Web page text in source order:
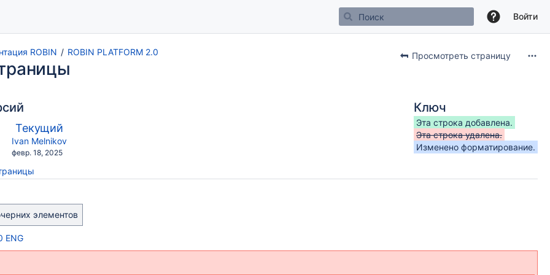
Войти
Просмотреть страницу
ROBIN ROBIN PLATFORM 2.0
сравнению
Новая
версия
Текущий
changes.mady.by.user
Ivan Melnikov
Сохранено
февр. 18, 2025
Ключ
Эта строка добавлена.
Эта строка удалена.
Изменено форматирование.
элементов
ENG